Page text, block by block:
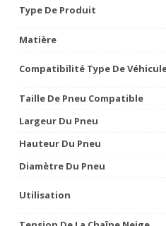
Type De Produit
Matière
Compatibilité Type De
Taille De Pneu Compatible
Largeur Du Pneu
Hauteur Du Pneu
Diamètre Du Pneu
Utilisation